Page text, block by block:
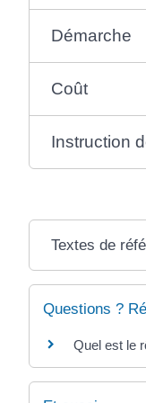
Démarche
Coût
Instruction
Textes de
Questions ?
Quel est le